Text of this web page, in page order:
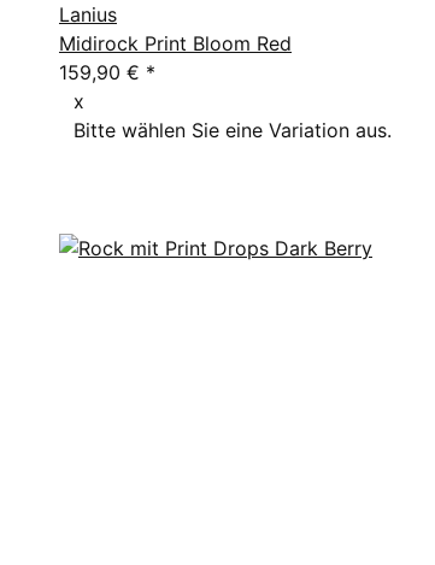
Lanius
Midirock Print Bloom Red
159,90 € *
x
Bitte wählen Sie eine Variation aus.